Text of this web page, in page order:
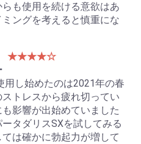
も使用を続ける意欲はあ
ングを考えると慎重にな
★★★★☆
用し始めたのは2021年の春
トレスから疲れ切ってい
影響が出始めていました
タダリスSXを試してみる
は確かに勃起力が増して